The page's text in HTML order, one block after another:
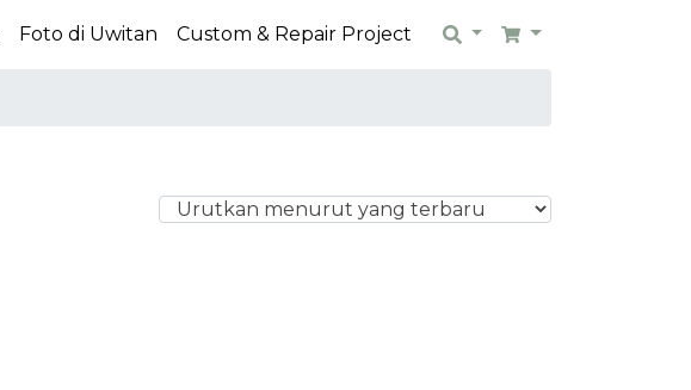
Foto di Uwitan Custom & Repair Project SearchCart